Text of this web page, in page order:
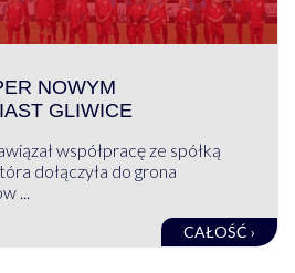
NOWYM
GLIWICE
współpracę ze spółką
dołączyła do grona
...
CAŁOŚĆ ›